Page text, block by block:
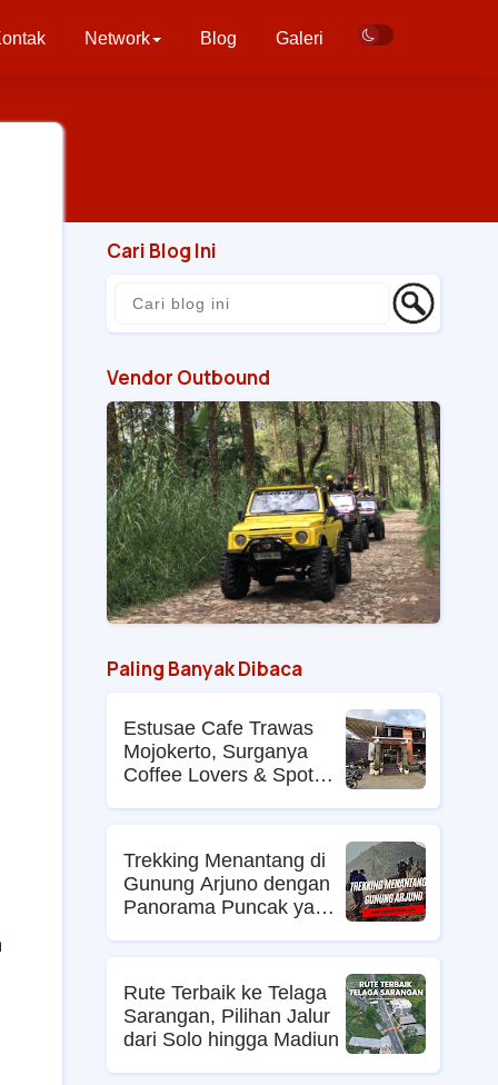
Network Blog Galeri
Cari Blog Ini
Vendor Outbound
Paling Banyak Dibaca
Estusae Cafe Trawas
Mojokerto, Surganya
Coffee Lovers & Spot
Trekking Menantang di
Gunung Arjuno dengan
Panorama Puncak yang
Rute Terbaik ke Telaga
Sarangan, Pilihan Jalur
dari Solo hingga Madiun